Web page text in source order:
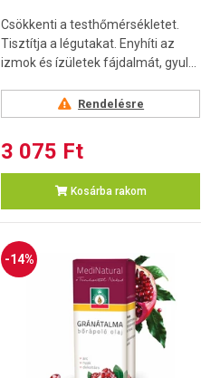
Csökkenti a testhőmérsékletet.
Tisztítja a légutakat. Enyhíti az
izmok és ízületek fájdalmát, gyul...
Rendelésre
3 075 Ft
Kosárba rakom
-14%